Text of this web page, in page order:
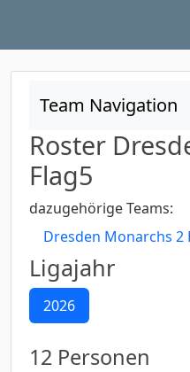
Team Navigation
Roster
Flag5
dazugehörige Teams:
Dresden Monarchs 2
Ligajahr
2026
12 Personen